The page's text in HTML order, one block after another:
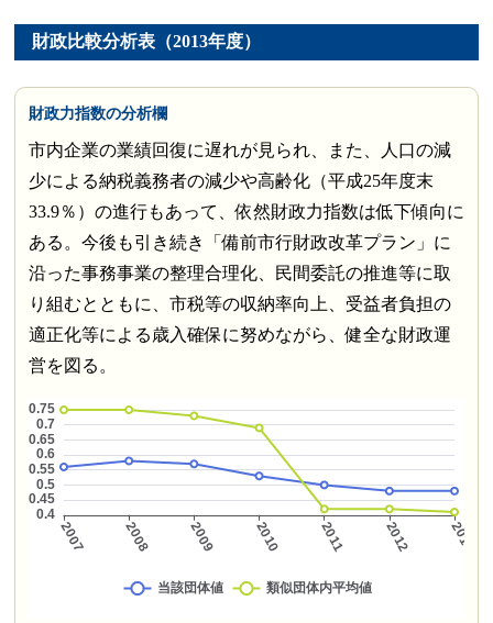
財政比較分析表（2013年度）
財政力指数の分析欄
市内企業の業績回復に遅れが見られ、また、人口の減
少による納税義務者の減少や高齢化（平成25年度末
33.9％）の進行もあって、依然財政力指数は低下傾向に
ある。今後も引き続き「備前市行財政改革プラン」に
沿った事務事業の整理合理化、民間委託の推進等に取
り組むとともに、市税等の収納率向上、受益者負担の
適正化等による歳入確保に努めながら、健全な財政運
営を図る。